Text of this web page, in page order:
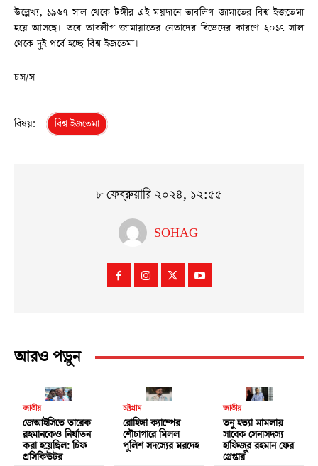
উল্লেখ্য, ১৯৬৭ সাল থেকে টঙ্গীর এই ময়দানে তাবলিগ জামাতের বিশ্ব ইজতেমা
হয়ে আসছে। তবে তাবলীগ জামায়াতের নেতাদের বিভেদের কারণে ২০১৭ সাল
থেকে দুই পর্বে হচ্ছে বিশ্ব ইজতেমা।
চস/স
বিষয়: বিশ্ব ইজতেমা
৮ ফেব্রুয়ারি ২০২৪, ১২:৫৫
SOHAG
আরও পড়ুন
জাতীয়
জেআইসিতে তারেক
রহমানকেও নির্যাতন
করা হয়েছিল: চিফ
প্রসিকিউটর
চট্টগ্রাম
রোহিঙ্গা ক্যাম্পের
শৌচাগারে মিলল
পুলিশ সদস্যের মরদেহ
জাতীয়
তনু হত্যা মামলায়
সাবেক সেনাসদস্য
হাফিজুর রহমান ফের
গ্রেপ্তার